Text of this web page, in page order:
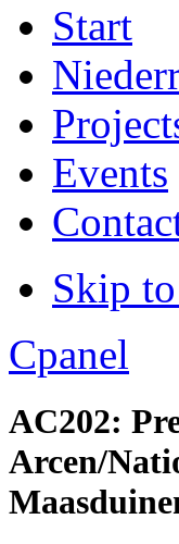
Start
Events
Skip
Guides FAQs
Font Size
Cpanel
AC202:
Arcen/